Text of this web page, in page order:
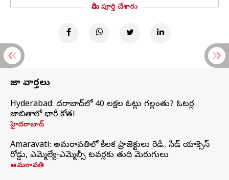
మీరు పూర్తి చేశారు
తాజా వార్తలు
Hyderabad: హైదరాబాద్‌లో 40 లక్షల ఓట్లు గల్లంతు? ఓటర్ల
జాబితాలో భారీ కోత!
హైదరాబాద్
Amaravati: అమరావతిలో కీలక ప్రాజెక్టులు రెడీ.. సీడ్‌ యాక్సెస్‌
రోడ్డు, ఎమ్మెల్యే-ఎమ్మెల్సీ టవర్లకు తుది మెరుగులు
అమరావతి